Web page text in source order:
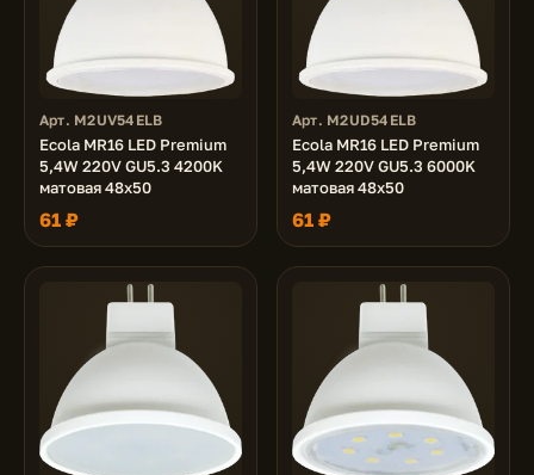
Арт. M2UV54ELB
Ecola MR16 LED Premium
5,4W 220V GU5.3 4200K
матовая 48x50
61 ₽
Арт. M2UD54ELB
Ecola MR16 LED Premium
5,4W 220V GU5.3 6000K
матовая 48x50
61 ₽